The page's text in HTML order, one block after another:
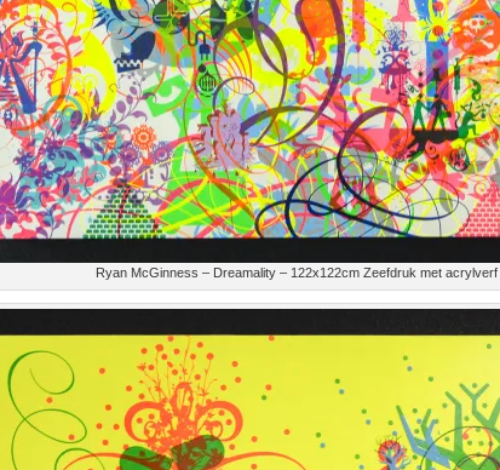
Ryan McGinness – Dreamality – 122x122cm Zeefdruk met acrylverf